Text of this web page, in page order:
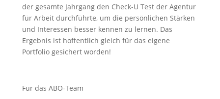
der gesamte Jahrgang den Check-U Test der Agentur
für Arbeit durchführte, um die persönlichen Stärken
und Interessen besser kennen zu lernen. Das
Ergebnis ist hoffentlich gleich für das eigene
Portfolio gesichert worden!
Für das ABO-Team